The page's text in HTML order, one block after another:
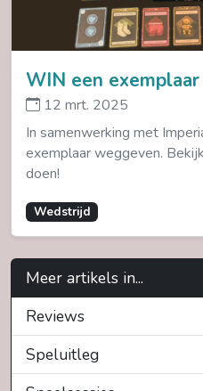
WIN een
12 mrt. 2025
In samenwerking met
exemplaar weggeven.
doen!
Wedstrijd
Meer artikels in...
Reviews
Speluitleg